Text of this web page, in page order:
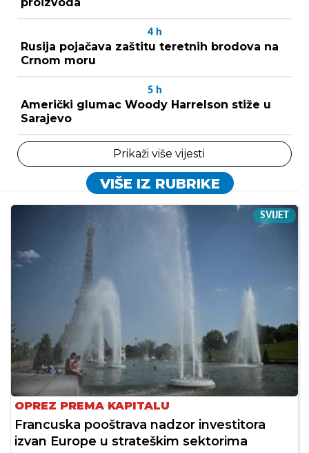
4 h
Rusija pojačava zaštitu teretnih brodova na
Crnom moru
5 h
Američki glumac Woody Harrelson stiže u
Sarajevo
Prikaži više vijesti
VIŠE IZ RUBRIKE
SVIJET
OPREZ PREMA KAPITALU
Francuska pooštrava nadzor investitora
izvan Europe u strateškim sektorima